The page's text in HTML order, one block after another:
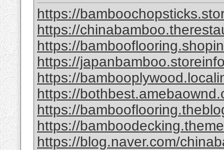
https://
https://
https://
https://
https://
https://
https://
https://
https://blog.naver.com/